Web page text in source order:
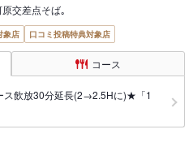
交差点そば｡
象店 口コミ投稿特典対象店
コース
ス飲放30分延長(2→2.5Hに)★「1